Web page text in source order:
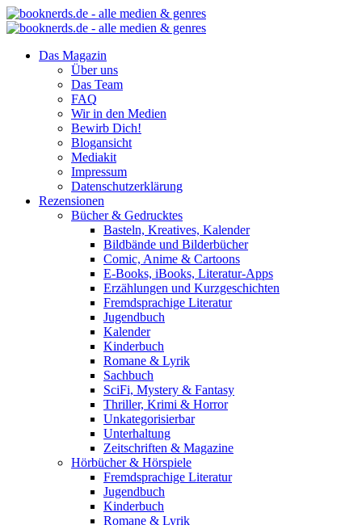
Das Magazin
Über uns
Das Team
FAQ
Wir in den Medien
Bewirb Dich!
Blogansicht
Mediakit
Impressum
Datenschutzerklärung
Rezensionen
Bücher & Gedrucktes
Basteln, Kreatives, Kalender
Bildbände und Bilderbücher
Comic, Anime & Cartoons
E-Books, iBooks, Literatur-Apps
Erzählungen und Kurzgeschichten
Fremdsprachige Literatur
Jugendbuch
Kalender
Kinderbuch
Romane & Lyrik
Sachbuch
SciFi, Mystery & Fantasy
Thriller, Krimi & Horror
Unkategorisierbar
Unterhaltung
Zeitschriften & Magazine
Hörbücher & Hörspiele
Fremdsprachige Literatur
Jugendbuch
Kinderbuch
Romane & Lyrik